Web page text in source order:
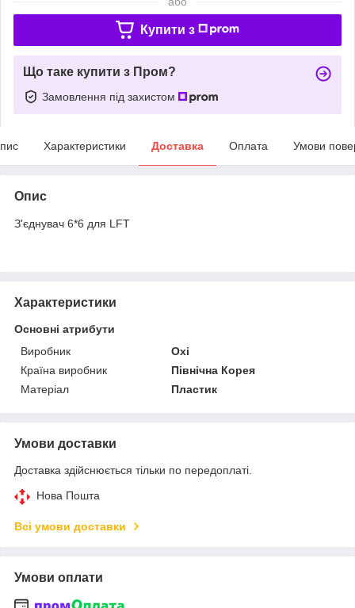
Купити з
Що таке купити з Пром?
Замовлення під захистом
Характеристики Доставка Оплата Умови
Опис
З'єднувач 6*6 для LFT
Характеристики
Основні атрибути
Виробник
Oxi
Країна виробник
Північна Корея
Матеріал
Пластик
Умови доставки
Доставка здійснюється тільки по передоплаті.
Нова Пошта
Всі умови доставки
Умови оплати